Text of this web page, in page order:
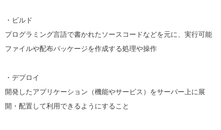
・ビルド
プログラミング言語で書かれたソースコードなどを元に、実行可能
ファイルや配布パッケージを作成する処理や操作
・デプロイ
開発したアプリケーション（機能やサービス）をサーバー上に展
開・配置して利用できるようにすること